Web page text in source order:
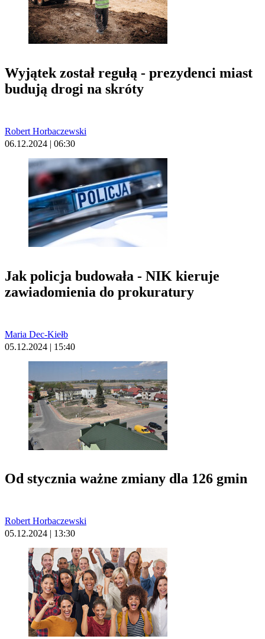
Wyjątek został regułą - prezydenci miast
budują drogi na skróty
Robert Horbaczewski
06.12.2024 | 06:30
Jak policja budowała - NIK kieruje
zawiadomienia do prokuratury
Maria Dec-Kiełb
05.12.2024 | 15:40
Od stycznia ważne zmiany dla 126 gmin
Robert Horbaczewski
05.12.2024 | 13:30